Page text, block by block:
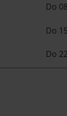
Do
Do
Do